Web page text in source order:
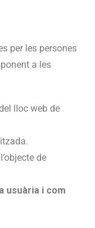
per les persones
a les
lloc web de
de
usuària i com